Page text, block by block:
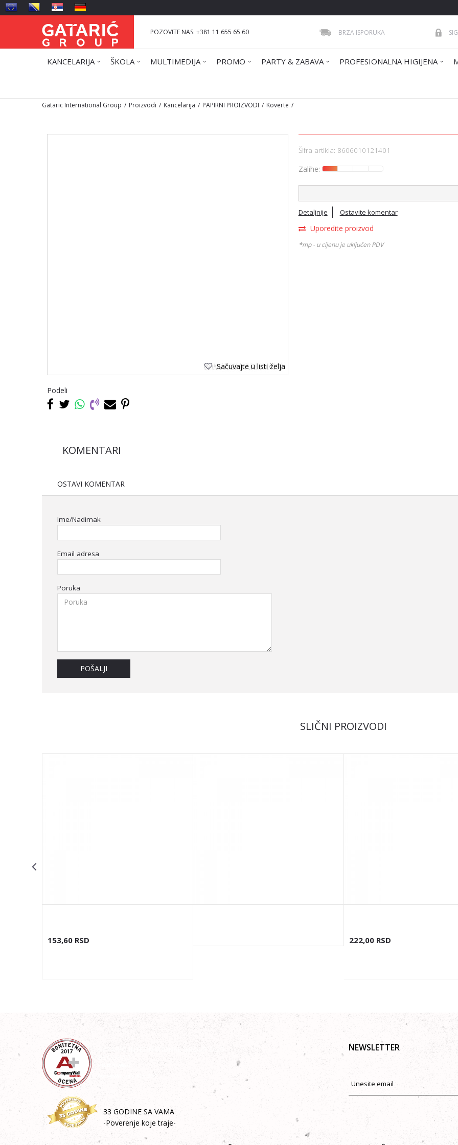
POZOVITE NAS: +381 11 655 65 60 BRZA ISPORUKA
KANCELARIJA ŠKOLA MULTIMEDIJA PROMO PARTY & ZABAVA PROFESIONALNA HIGIJENA
Gataric International Group Proizvodi Kancelarija PAPIRNI PROIZVODI Koverte
Sačuvajte u listi želja
Podeli
Šifra artikla: 8606010121401
Zalihe:
Detaljnije Ostavite komentar
Uporedite proizvod
*mp - u cijenu je uključen PDV
KOMENTARI
OSTAVI KOMENTAR
Ime/Nadimak
Email adresa
Poruka
POŠALJI
SLIČNI PROIZVODI
153,60 RSD 222,00 RSD
33 GODINE SA VAMA
-Poverenje koje traje-
NEWSLETTER